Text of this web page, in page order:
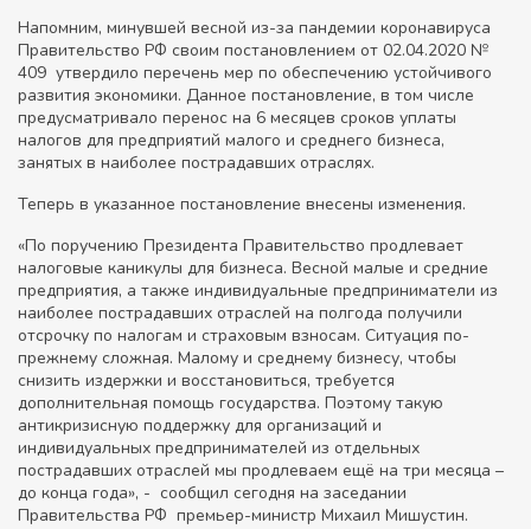
Напомним, минувшей весной из-за пандемии коронавируса
Правительство РФ своим постановлением от 02.04.2020 №
409 утвердило перечень мер по обеспечению устойчивого
развития экономики. Данное постановление, в том числе
предусматривало перенос на 6 месяцев сроков уплаты
налогов для предприятий малого и среднего бизнеса,
занятых в наиболее пострадавших отраслях.
Теперь в указанное постановление внесены изменения.
«По поручению Президента Правительство продлевает
налоговые каникулы для бизнеса. Весной малые и средние
предприятия, а также индивидуальные предприниматели из
наиболее пострадавших отраслей на полгода получили
отсрочку по налогам и страховым взносам. Ситуация по-
прежнему сложная. Малому и среднему бизнесу, чтобы
снизить издержки и восстановиться, требуется
дополнительная помощь государства. Поэтому такую
антикризисную поддержку для организаций и
индивидуальных предпринимателей из отдельных
пострадавших отраслей мы продлеваем ещё на три месяца –
до конца года», - сообщил сегодня на заседании
Правительства РФ премьер-министр Михаил Мишустин.